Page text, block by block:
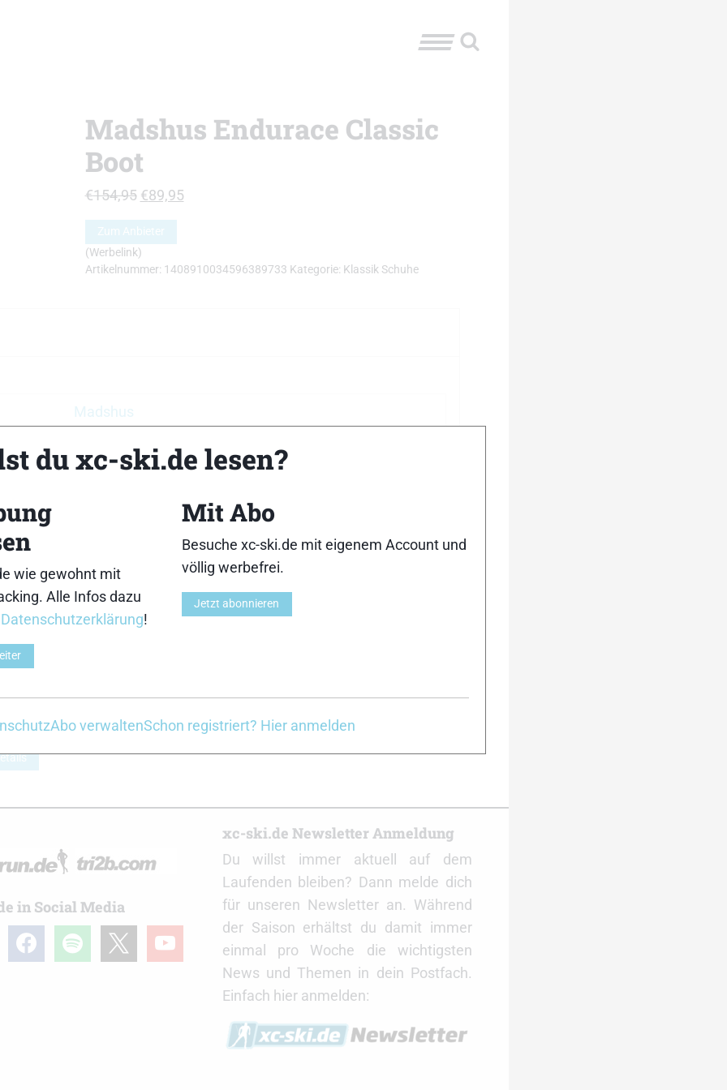
Madshus Endurace Classic
Boot
€154,95 Ursprünglicher
Preis
war:
€154,95
€89,95Aktueller
€89,95.
Zum Anbieter
(Werbelink)
Artikelnummer: 1408910034596389733 Kategorie: Klassik Schuhe
Madshus
X-6
Preis
war:
€174,95
Preis
ist:
in Social Media
facebookspotify youtube
xc-ski.de Newsletter Anmeldung
Du willst immer aktuell auf dem
Laufenden bleiben? Dann melde dich
für unseren Newsletter an. Während
der Saison erhältst du damit immer
einmal pro Woche die wichtigsten
News und Themen in dein Postfach.
Einfach hier anmelden:
du xc-ski.de lesen?
wie gewohnt mit
Alle Infos dazu
Datenschutzerklärung!
Mit Abo
Besuche xc-ski.de mit eigenem Account und
völlig werbefrei.
Jetzt abonnieren
Abo verwaltenSchon registriert? Hier anmelden